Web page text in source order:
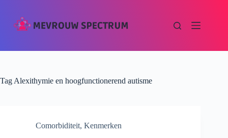
Tag Alexithymie en hoogfunctionerend autisme
Comorbiditeit, Kenmerken